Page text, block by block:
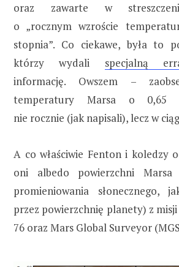
oraz zawarte w
o „rocznym wzroście
stopnia”. Co ciekawe, była to
którzy wydali specjalną
informację. Owszem –
temperatury Marsa o 0,65
nie rocznie (jak napisali), lecz w
A co właściwie Fenton i koledzy
oni albedo powierzchni Marsa
promieniowania słonecznego,
przez powierzchnię planety) z
76 oraz Mars Global Surveyor